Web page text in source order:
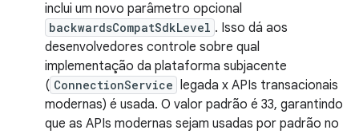
inclui um novo parâmetro opcional
backwardsCompatSdkLevel . Isso dá aos
desenvolvedores controle sobre qual
implementação da plataforma subjacente
( ConnectionService legada x APIs transacionais
modernas) é usada. O valor padrão é 33, garantindo
que as APIs modernas sejam usadas por padrão no